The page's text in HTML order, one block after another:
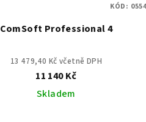
ComSoft Professional 4
13 479,40 Kč včetně DPH
11 140 Kč
Skladem
KÓD: